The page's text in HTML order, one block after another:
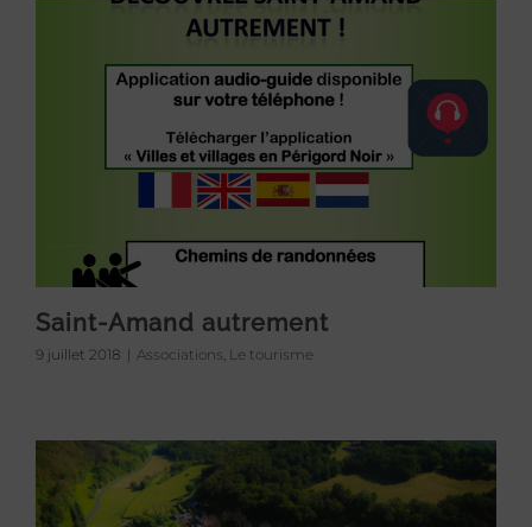
Saint-Amand autrement
9 juillet 2018 | Associations Le tourisme